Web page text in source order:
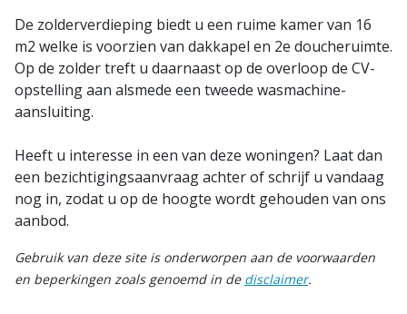
De zolderverdieping biedt u een ruime kamer van 16
m2 welke is voorzien van dakkapel en 2e doucheruimte.
Op de zolder treft u daarnaast op de overloop de CV-
opstelling aan alsmede een tweede wasmachine-
aansluiting.
Heeft u interesse in een van deze woningen? Laat dan
een bezichtigingsaanvraag achter of schrijf u vandaag
nog in, zodat u op de hoogte wordt gehouden van ons
aanbod.
Gebruik van deze site is onderworpen aan de voorwaarden
en beperkingen zoals genoemd in de disclaimer.